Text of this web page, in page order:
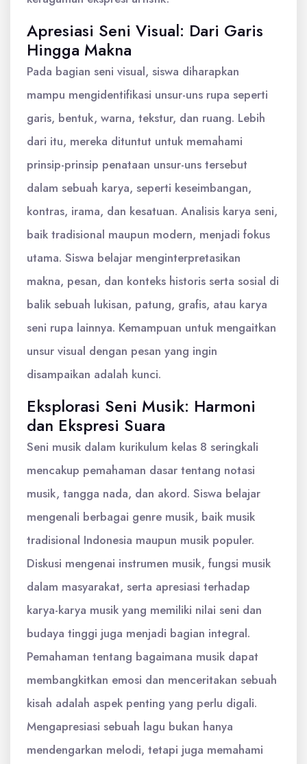
Apresiasi Seni Visual: Dari Garis
Hingga Makna
Pada bagian seni visual, siswa diharapkan
mampu mengidentifikasi unsur-uns rupa seperti
garis, bentuk, warna, tekstur, dan ruang. Lebih
dari itu, mereka dituntut untuk memahami
prinsip-prinsip penataan unsur-uns tersebut
dalam sebuah karya, seperti keseimbangan,
kontras, irama, dan kesatuan. Analisis karya seni,
baik tradisional maupun modern, menjadi fokus
utama. Siswa belajar menginterpretasikan
makna, pesan, dan konteks historis serta sosial di
balik sebuah lukisan, patung, grafis, atau karya
seni rupa lainnya. Kemampuan untuk mengaitkan
unsur visual dengan pesan yang ingin
disampaikan adalah kunci.
Eksplorasi Seni Musik: Harmoni
dan Ekspresi Suara
Seni musik dalam kurikulum kelas 8 seringkali
mencakup pemahaman dasar tentang notasi
musik, tangga nada, dan akord. Siswa belajar
mengenali berbagai genre musik, baik musik
tradisional Indonesia maupun musik populer.
Diskusi mengenai instrumen musik, fungsi musik
dalam masyarakat, serta apresiasi terhadap
karya-karya musik yang memiliki nilai seni dan
budaya tinggi juga menjadi bagian integral.
Pemahaman tentang bagaimana musik dapat
membangkitkan emosi dan menceritakan sebuah
kisah adalah aspek penting yang perlu digali.
Mengapresiasi sebuah lagu bukan hanya
mendengarkan melodi, tetapi juga memahami